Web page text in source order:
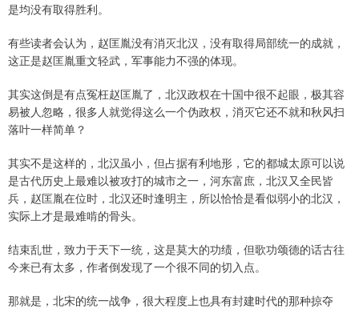
是均没有取得胜利。
有些读者会认为，赵匡胤没有消灭北汉，没有取得局部统一的成就，
这正是赵匡胤重文轻武，军事能力不强的体现。
其实这倒是有点冤枉赵匡胤了，北汉政权在十国中很不起眼，极其容
易被人忽略，很多人就觉得这么一个伪政权，消灭它还不就和秋风扫
落叶一样简单？
其实不是这样的，北汉虽小，但占据有利地形，它的都城太原可以说
是古代历史上最难以被攻打的城市之一，河东富庶，北汉又全民皆
兵，赵匡胤在位时，北汉还时逢明主，所以恰恰是看似弱小的北汉，
实际上才是最难啃的骨头。
结束乱世，致力于天下一统，这是莫大的功绩，但歌功颂德的话古往
今来已有太多，作者倒发现了一个很不同的切入点。
那就是，北宋的统一战争，很大程度上也具有封建时代的那种掠夺